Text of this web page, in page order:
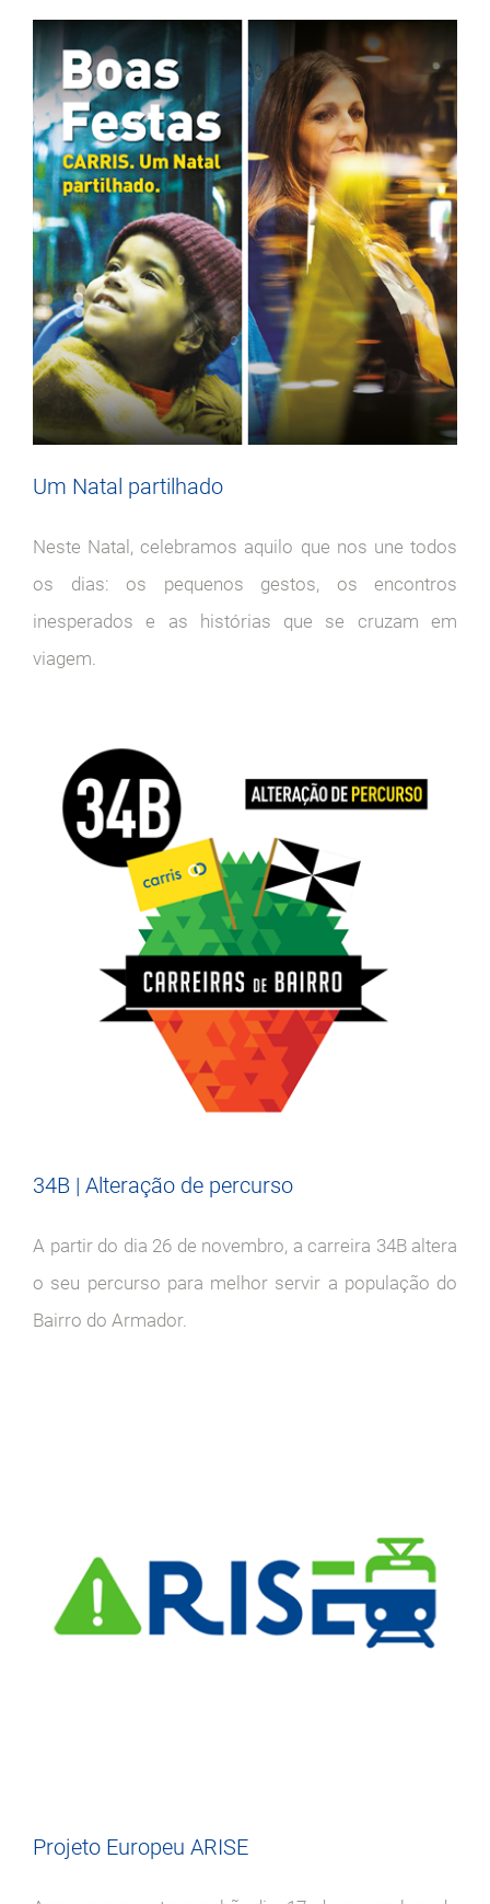
Um Natal partilhado
Neste Natal, celebramos aquilo que nos une todos
os dias: os pequenos gestos, os encontros
inesperados e as histórias que se cruzam em
viagem.
34B | Alteração de percurso
A partir do dia 26 de novembro, a carreira 34B altera
o seu percurso para melhor servir a população do
Bairro do Armador.
Projeto Europeu ARISE